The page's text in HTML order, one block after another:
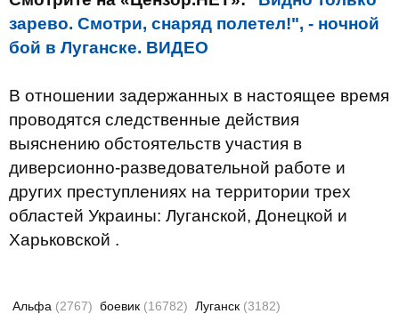
зарево. Смотри, снаряд полетел!", - ночной
бой в Луганске. ВИДЕО
В отношении задержанных в настоящее время
проводятся следственные действия
выяснению обстоятельств участия в
диверсионно-разведовательной работе и
других преступлениях на территории трех
областей Украины: Луганской, Донецкой и
Харьковской .
Альфа (2767) боевик (16782) Луганск (3182)